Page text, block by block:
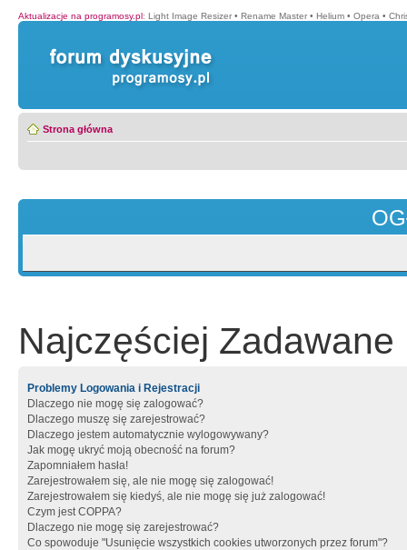
Aktualizacje na programosy.pl: Light Image Resizer • Rename Master • Helium • Opera •
Strona główna
Najczęściej Zadawane
Problemy Logowania i Rejestracji
Dlaczego nie mogę się zalogować?
Dlaczego muszę się zarejestrować?
Dlaczego jestem automatycznie wylogowywany?
Jak mogę ukryć moją obecność na forum?
Zapomniałem hasła!
Zarejestrowałem się, ale nie mogę się zalogować!
Zarejestrowałem się kiedyś, ale nie mogę się już zalogować!
Czym jest COPPA?
Dlaczego nie mogę się zarejestrować?
Co spowoduje "Usunięcie wszystkich cookies utworzonych przez forum"?